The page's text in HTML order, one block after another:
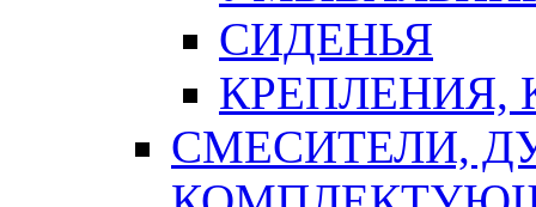
СИДЕНЬЯ
СМЕСИТЕЛИ,